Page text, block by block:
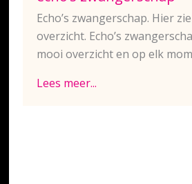
Echo’s zwangerschap. Hier
overzicht. Echo’s
mooi overzicht en op elk
Lees meer...